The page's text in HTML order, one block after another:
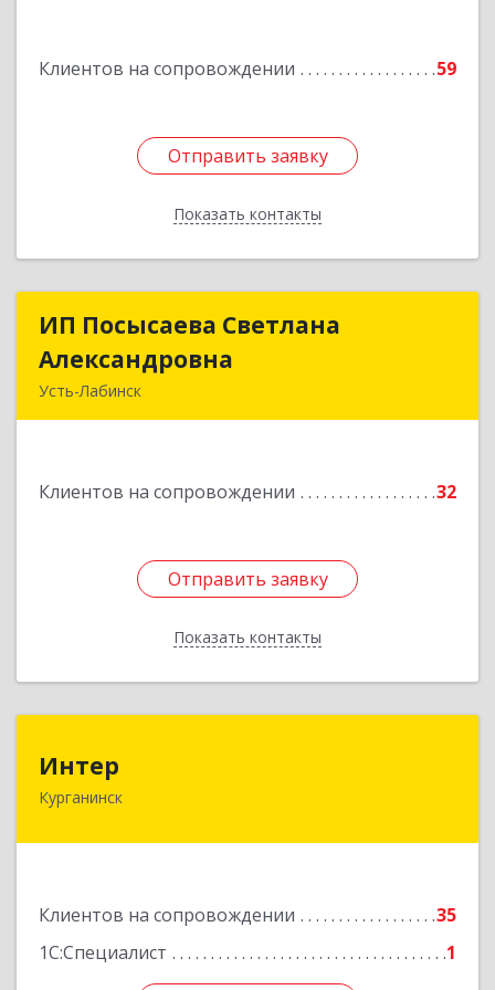
Клиентов на сопровождении 59
Отправить заявку
Показать контакты
Отправить заявку
Назад
ИП Посысаева Светлана
Александровна
Усть-Лабинск
Клиентов на сопровождении 32
Отправить заявку
Показать контакты
ИП Посысаева Светлана
Подробнее
Отправить заявку
Назад
Интер
Курганинск
Клиентов на сопровождении
35
1С:Специалист
1
352430, Краснодарский край, Курганинск г,